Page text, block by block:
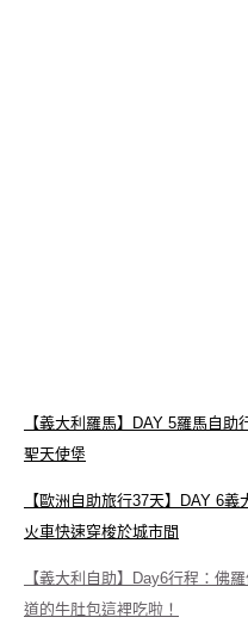
【義大利羅馬】DAY 5羅馬自
聖天使堡
【歐洲自助旅行37天】DAY 6
火車快速穿梭於城市間
【義大利自助】Day6行程：佛
道的牛肚包這裡吃啦！